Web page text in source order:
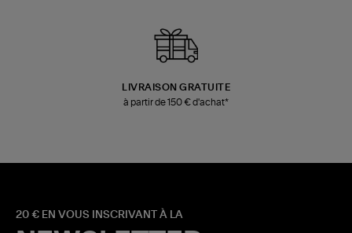
LIVRAISON GRATUITE
à partir de 150 € d'achat*
20 € EN VOUS INSCRIVANT À LA